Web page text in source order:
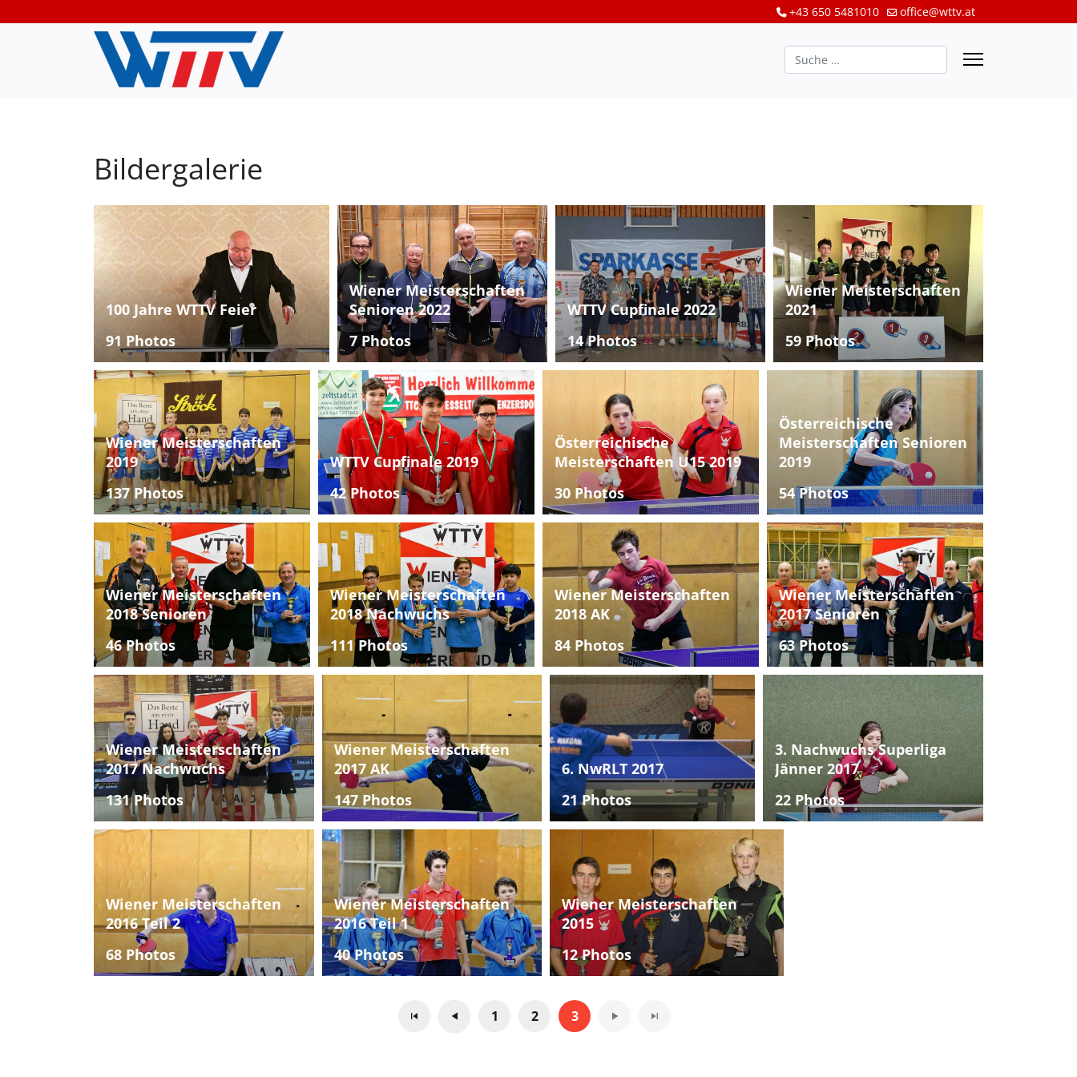
+43 650 5481010 office@wttv.at
Suchen
Bildergalerie
100 Jahre WTTV Feier
91 Photos
Wiener Meisterschaften
Senioren 2022
7 Photos
WTTV Cupfinale 2022
14 Photos
Wiener Meisterschaften
2021
59 Photos
Wiener Meisterschaften
2019
137 Photos
WTTV Cupfinale 2019
42 Photos
Österreichische
Meisterschaften U15 2019
30 Photos
Österreichische
Meisterschaften Senioren
2019
54 Photos
Wiener Meisterschaften
2018 Senioren
46 Photos
Wiener Meisterschaften
2018 Nachwuchs
111 Photos
Wiener Meisterschaften
2018 AK
84 Photos
Wiener Meisterschaften
2017 Senioren
63 Photos
Wiener Meisterschaften
2017 Nachwuchs
131 Photos
Wiener Meisterschaften
2017 AK
147 Photos
6. NwRLT 2017
21 Photos
3. Nachwuchs Superliga
Jänner 2017
22 Photos
Wiener Meisterschaften
2016 Teil 2
68 Photos
Wiener Meisterschaften
2016 Teil 1
40 Photos
Wiener Meisterschaften
2015
12 Photos
1 2 3